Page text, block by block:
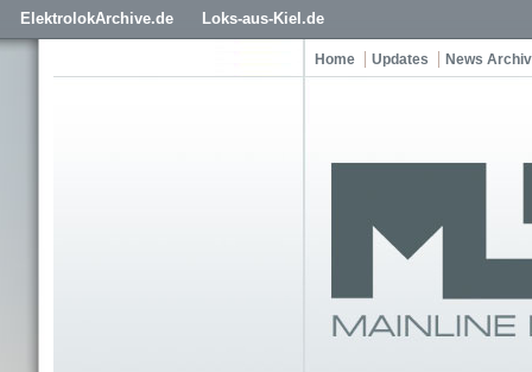
ElektrolokArchive.de Loks-aus-Kiel.de
Home Updates News Archiv